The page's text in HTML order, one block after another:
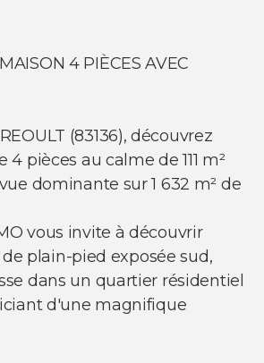
4 PIÈCES AVEC
(83136), découvrez
pièces au calme de 111 m²
dominante sur 1 632 m² de
vous invite à découvrir
plain-pied exposée sud,
dans un quartier résidentiel
d'une magnifique